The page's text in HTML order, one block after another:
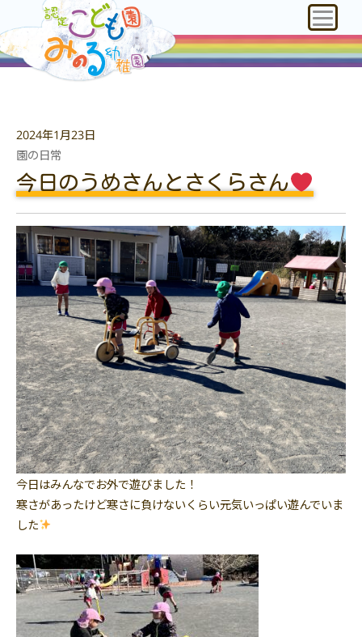
2024年1月23日
園の日常
今日のうめさんとさくらさん
今日はみんなでお外で遊びました！
寒さがあったけど寒さに負けないくらい元気いっぱい遊んでいま
した